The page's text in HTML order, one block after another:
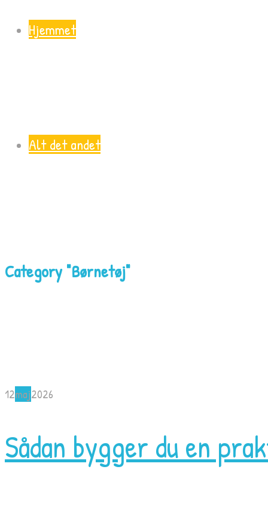
Hjemmet
Alt det andet
Category "Børnetøj"
12maj2026
Sådan bygger du en